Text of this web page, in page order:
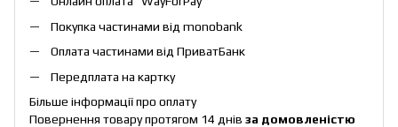
Покупка частинами від monobank
Оплата частинами від ПриватБанк
Передплата на картку
Більше інформації про оплату
Повернення товару протягом 14 днів за домовленістю